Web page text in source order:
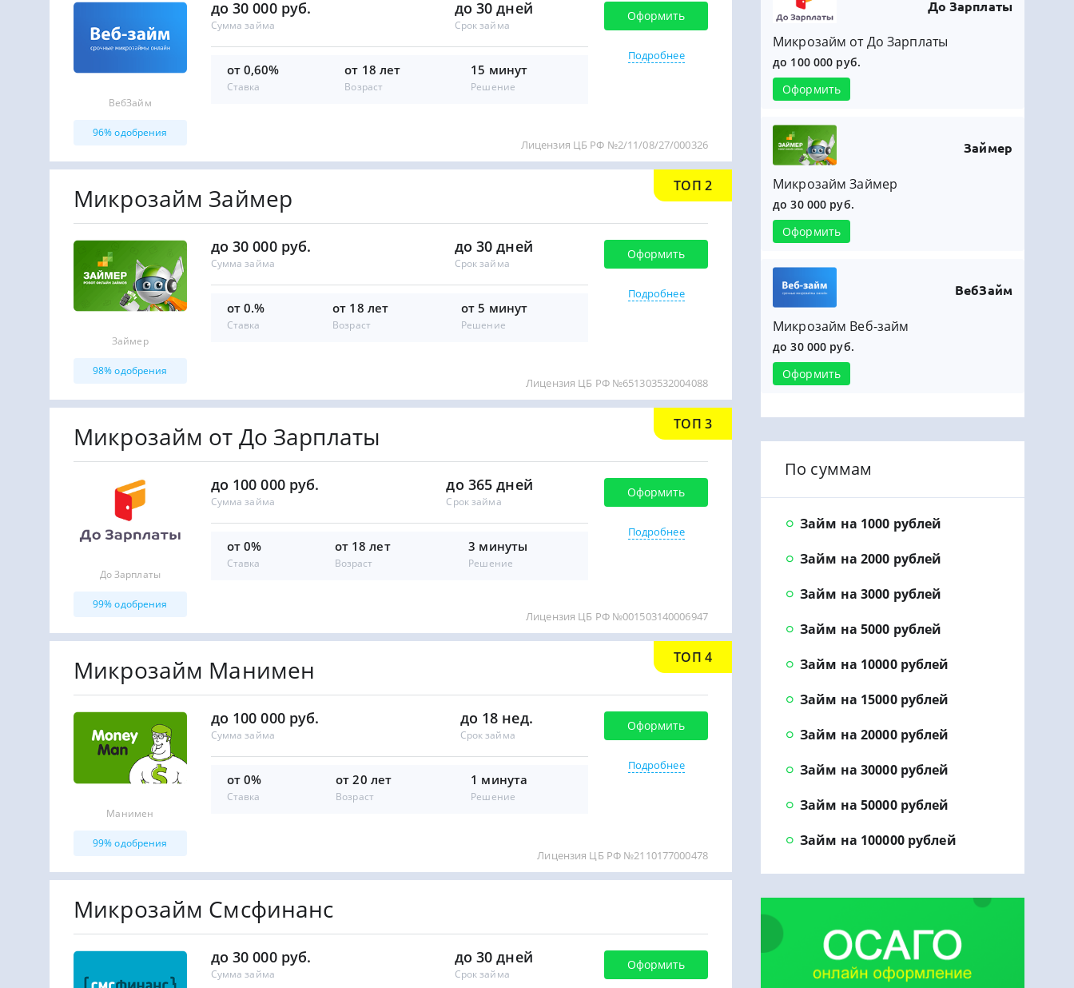
ВебЗайм
96% одобрения
до 30 000 руб.
Сумма займа
до 30 дней
Срок займа
от 0,60%
Ставка
от 18 лет
Возраст
15 минут
Решение
Оформить
Подробнее
Лицензия ЦБ РФ №2/11/08/27/000326
Микрозайм Займер
Займер
98% одобрения
до 30 000 руб.
Сумма займа
до 30 дней
Срок займа
от 0.%
Ставка
от 18 лет
Возраст
от 5 минут
Решение
Оформить
Подробнее
Лицензия ЦБ РФ №651303532004088
ТОП 2
Микрозайм от До Зарплаты
До Зарплаты
99% одобрения
до 100 000 руб.
Сумма займа
до 365 дней
Срок займа
от 0%
Ставка
от 18 лет
Возраст
3 минуты
Решение
Оформить
Подробнее
Лицензия ЦБ РФ №001503140006947
ТОП 3
Микрозайм Манимен
Манимен
99% одобрения
до 100 000 руб.
Сумма займа
до 18 нед.
Срок займа
от 0%
Ставка
от 20 лет
Возраст
1 минута
Решение
Оформить
Подробнее
Лицензия ЦБ РФ №2110177000478
ТОП 4
Микрозайм Смсфинанс
до 30 000 руб.
Сумма займа
до 30 дней
Срок займа
Оформить
До Зарплаты
Микрозайм от До Зарплаты
до 100 000 руб.
Оформить
Займер
Микрозайм Займер
до 30 000 руб.
Оформить
ВебЗайм
Микрозайм Веб-займ
до 30 000 руб.
Оформить
По суммам
Займ на 1000 рублей
Займ на 2000 рублей
Займ на 3000 рублей
Займ на 5000 рублей
Займ на 10000 рублей
Займ на 15000 рублей
Займ на 20000 рублей
Займ на 30000 рублей
Займ на 50000 рублей
Займ на 100000 рублей